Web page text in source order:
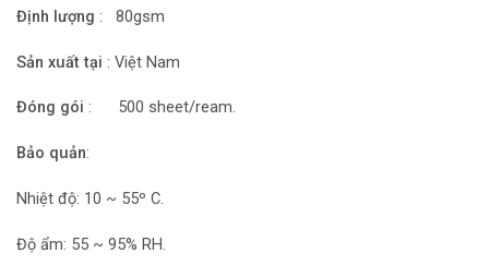
Định lượng : 80gsm
Sản xuất tại : Việt Nam
Đóng gói : 500 sheet/ream.
Bảo quản:
Nhiệt độ: 10 ~ 55º C.
Độ ẩm: 55 ~ 95% RH.